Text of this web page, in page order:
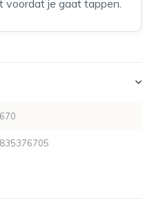
voordat je gaat tappen.